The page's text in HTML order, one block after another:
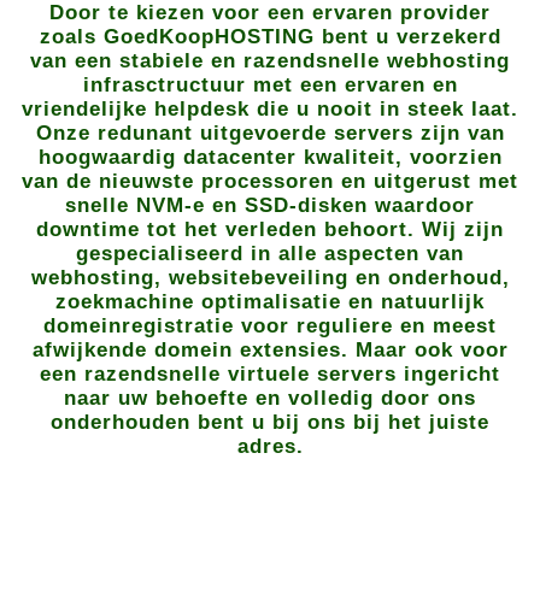
Door te kiezen voor een ervaren provider
zoals GoedKoopHOSTING bent u verzekerd
van een stabiele en razendsnelle webhosting
infrasctructuur met een ervaren en
vriendelijke helpdesk die u nooit in steek laat.
Onze redunant uitgevoerde servers zijn van
hoogwaardig datacenter kwaliteit, voorzien
van de nieuwste processoren en uitgerust met
snelle NVM-e en SSD-disken waardoor
downtime tot het verleden behoort. Wij zijn
gespecialiseerd in alle aspecten van
webhosting, websitebeveiling en onderhoud,
zoekmachine optimalisatie en natuurlijk
domeinregistratie voor reguliere en meest
afwijkende domein extensies. Maar ook voor
een razendsnelle virtuele servers ingericht
naar uw behoefte en volledig door ons
onderhouden bent u bij ons bij het juiste
adres.